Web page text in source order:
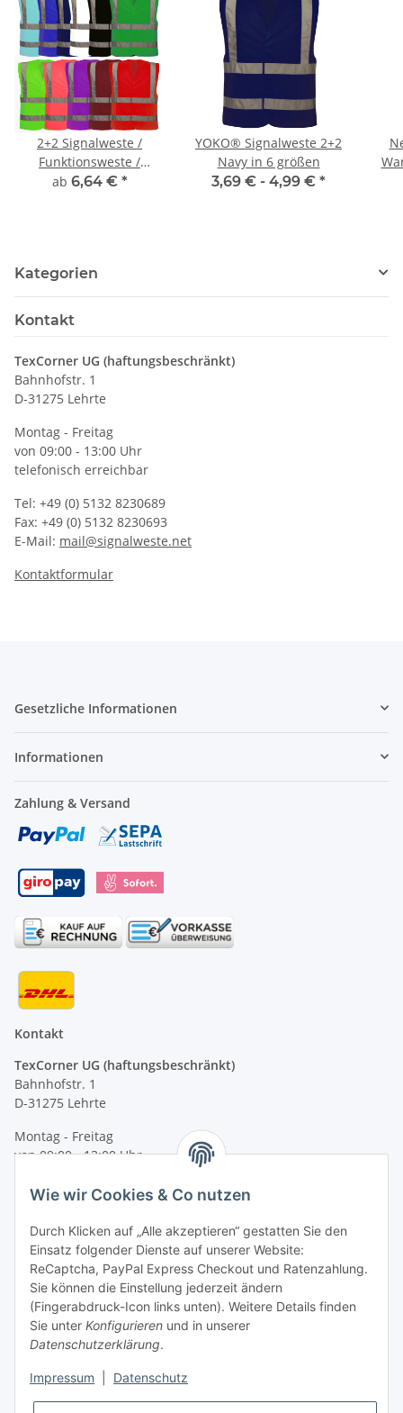
2+2 Signalweste /
Funktionsweste /
Warnweste 2+2 inkl
ab 6,64 € *
YOKO® Signalweste 2+2
Navy in 6 größen
3,69 € - 4,99 € *
Kategorien
Kontakt
TexCorner UG (haftungsbeschränkt)
Bahnhofstr. 1
D-31275 Lehrte
Montag - Freitag
von 09:00 - 13:00 Uhr
telefonisch erreichbar
Tel: +49 (0) 5132 8230689
Fax: +49 (0) 5132 8230693
E-Mail: mail@signalweste.net
Kontaktformular
Gesetzliche Informationen
Informationen
Zahlung & Versand
Kontakt
TexCorner UG (haftungsbeschränkt)
Bahnhofstr. 1
D-31275 Lehrte
Montag - Freitag
von 09:00 - 13:00 Uhr
Fax: +49 (0) 5132 8230693
E-Mail:mail@signalweste.net
Wie wir Cookies & Co nutzen
Durch Klicken auf „Alle akzeptieren“ gestatten Sie den
Einsatz folgender Dienste auf unserer Website:
ReCaptcha, PayPal Express Checkout und Ratenzahlung.
Sie können die Einstellung jederzeit ändern
(Fingerabdruck-Icon links unten). Weitere Details finden
Sie unter Konfigurieren und in unserer
Datenschutzerklärung.
Impressum Datenschutz